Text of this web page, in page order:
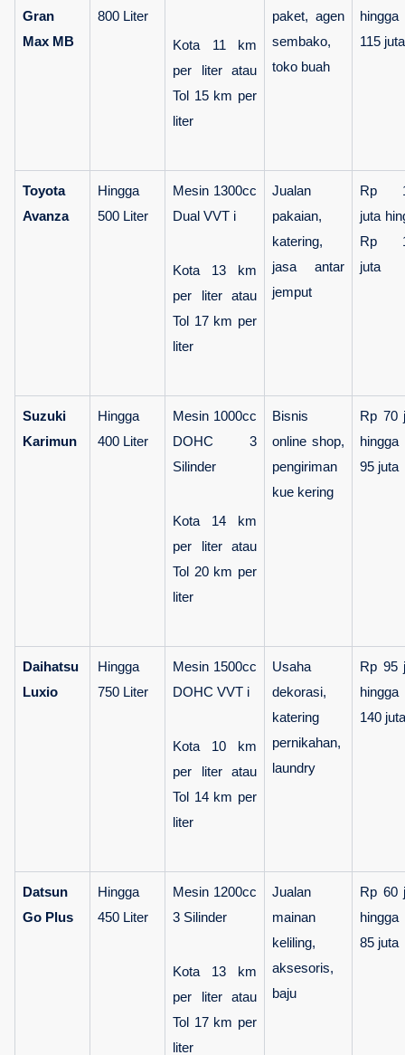
Gran
Max MB
800 Liter
Kota 11 km
per liter atau
Tol 15 km per
liter
paket, agen
sembako,
toko buah
115 juta
Toyota
Avanza
Hingga
500 Liter
Mesin 1300cc
Dual VVT i
Kota 13 km
per liter atau
Tol 17 km per
liter
Jualan
pakaian,
katering,
jasa antar
jemput
Rp
juta
Rp
juta
Suzuki
Karimun
Hingga
400 Liter
Mesin 1000cc
DOHC 3
Silinder
Kota 14 km
per liter atau
Tol 20 km per
liter
Bisnis
online shop,
pengiriman
kue kering
Rp 70
95 juta
Daihatsu
Luxio
Hingga
750 Liter
Mesin 1500cc
DOHC VVT i
Kota 10 km
per liter atau
Tol 14 km per
liter
Usaha
dekorasi,
katering
pernikahan,
laundry
Rp 95
140 juta
Datsun
Go Plus
Hingga
450 Liter
Mesin 1200cc
3 Silinder
Kota 13 km
per liter atau
Tol 17 km per
liter
Jualan
mainan
keliling,
aksesoris,
baju
Rp 60
85 juta